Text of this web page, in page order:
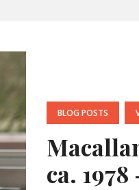
POSTED
BLOG POSTS
ca. 1978